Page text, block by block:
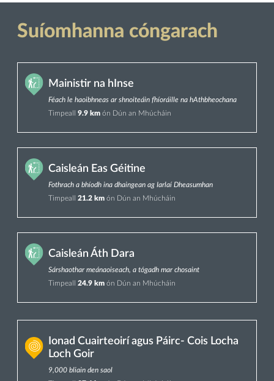
Suíomhanna cóngarach
Mainistir na hInse
Féach le haoibhneas ar shnoiteáin fhíoráille na hAthbheochana
Timpeall 9.9 km ón Dún an Mhúcháin
Caisleán Eas Géitine
Fothrach a bhíodh ina dhaingean ag Iarlaí Dheasumhan
Timpeall 21.2 km ón Dún an Mhúcháin
Caisleán Áth Dara
Sárshaothar meánaoiseach, a tógadh mar chosaint
Timpeall 24.9 km ón Dún an Mhúcháin
Ionad Cuairteoirí agus Páirc- Cois Locha
Loch Goir
9,000 bliain den saol